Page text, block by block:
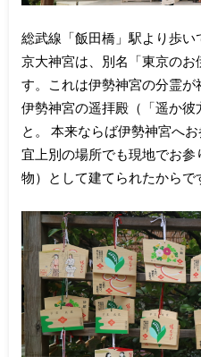
総武線「飯田橋」駅より歩
京大神宮は、別名「東京のお
す。これは伊勢神宮の分霊
伊勢神宮の遥拝殿（「遥か彼
と。 本来ならば伊勢神宮へ
宜上別の場所でも現地でお
物）として建てられたからで